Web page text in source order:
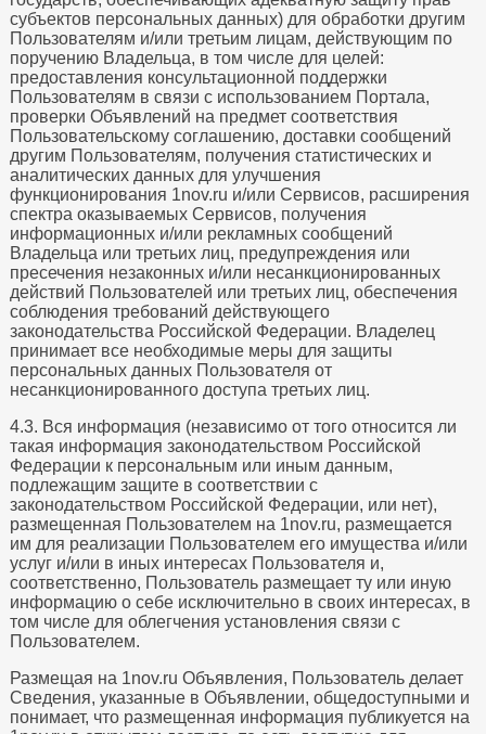
субъектов персональных данных) для обработки другим
Пользователям и/или третьим лицам, действующим по
поручению Владельца, в том числе для целей:
предоставления консультационной поддержки
Пользователям в связи с использованием Портала,
проверки Объявлений на предмет соответствия
Пользовательскому соглашению, доставки сообщений
другим Пользователям, получения статистических и
аналитических данных для улучшения
функционирования 1nov.ru и/или Сервисов, расширения
спектра оказываемых Сервисов, получения
информационных и/или рекламных сообщений
Владельца или третьих лиц, предупреждения или
пресечения незаконных и/или несанкционированных
действий Пользователей или третьих лиц, обеспечения
соблюдения требований действующего
законодательства Российской Федерации. Владелец
принимает все необходимые меры для защиты
персональных данных Пользователя от
несанкционированного доступа третьих лиц.
4.3. Вся информация (независимо от того относится ли
такая информация законодательством Российской
Федерации к персональным или иным данным,
подлежащим защите в соответствии с
законодательством Российской Федерации, или нет),
размещенная Пользователем на 1nov.ru, размещается
им для реализации Пользователем его имущества и/или
услуг и/или в иных интересах Пользователя и,
соответственно, Пользователь размещает ту или иную
информацию о себе исключительно в своих интересах, в
том числе для облегчения установления связи с
Пользователем.
Размещая на 1nov.ru Объявления, Пользователь делает
Сведения, указанные в Объявлении, общедоступными и
понимает, что размещенная информация публикуется на